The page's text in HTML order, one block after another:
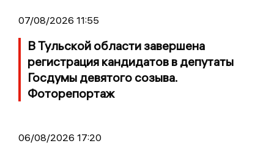
07/08/2026 11:55
В Тульской области завершена
регистрация кандидатов в депутаты
Госдумы девятого созыва.
Фоторепортаж
06/08/2026 17:20